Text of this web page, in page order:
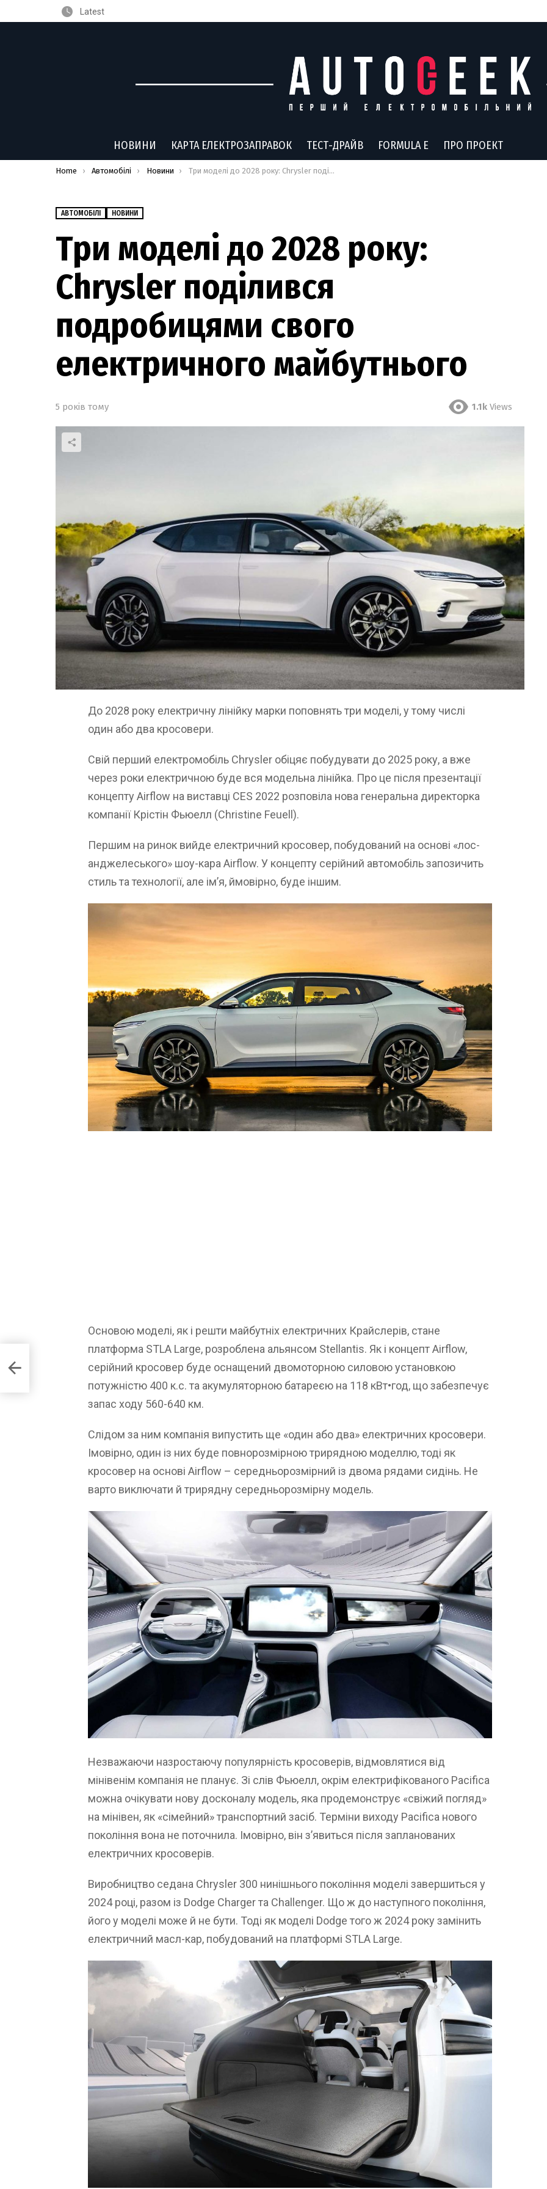
Latest
НОВИНИ КАРТА ЕЛЕКТРОЗАПРАВОК ТЕСТ-ДРАЙВ FORMULA E ПРО ПРОЕКТ
You are here:
Home Автомобілі Новини Три моделі до 2028 року: Chrysler поділився подробицями свого електричного майбутнього
АВТОМОБІЛІ НОВИНИ
Три моделі до 2028 року:
Chrysler поділився
подробицями свого
електричного майбутнього
5 років тому 1.1k Views
До 2028 року електричну лінійку марки поповнять три моделі, у тому числі
один або два кросовери.
Свій перший електромобіль Chrysler обіцяє побудувати до 2025 року, а вже
через роки електричною буде вся модельна лінійка. Про це після презентації
концепту Airflow на виставці CES 2022 розповіла нова генеральна директорка
компанії Крістін Фьюелл (Christine Feuell).
Першим на ринок вийде електричний кросовер, побудований на основі «лос-
анджелеського» шоу-кара Airflow. У концепту серійний автомобіль запозичить
стиль та технології, але ім’я, ймовірно, буде іншим.
Основою моделі, як і решти майбутніх електричних Крайслерів, стане
платформа STLA Large, розроблена альянсом Stellantis. Як і концепт Airflow,
серійний кросовер буде оснащений двомоторною силовою установкою
потужністю 400 к.с. та акумуляторною батареєю на 118 кВт•год, що забезпечує
запас ходу 560-640 км.
Слідом за ним компанія випустить ще «один або два» електричних кросовери.
Імовірно, один із них буде повнорозмірною трирядною моделлю, тоді як
кросовер на основі Airflow – середньорозмірний із двома рядами сидінь. Не
варто виключати й трирядну середньорозмірну модель.
Незважаючи назростаючу популярність кросоверів, відмовлятися від
мінівенім компанія не планує. Зі слів Фьюелл, окрім електрифікованого Pacifica
можна очікувати нову досконалу модель, яка продемонструє «свіжий погляд»
на мінівен, як «сімейний» транспортний засіб. Терміни виходу Pacifica нового
покоління вона не поточнила. Імовірно, він з’явиться після запланованих
електричних кросоверів.
Виробництво седана Chrysler 300 нинішнього покоління моделі завершиться у
2024 році, разом із Dodge Charger та Challenger. Що ж до наступного покоління,
його у моделі може й не бути. Тоді як моделі Dodge того ж 2024 року замінить
електричний масл-кар, побудований на платформі STLA Large.